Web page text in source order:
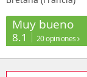
Muy bueno
8.1 20 opiniones